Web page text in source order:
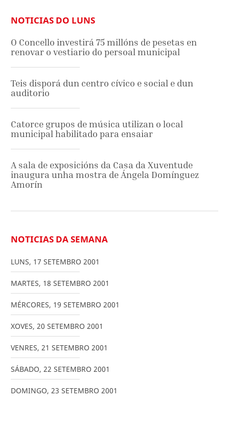
NOTICIAS DO LUNS
O Concello investirá 75 millóns de pesetas en
renovar o vestiario do persoal municipal
Teis disporá dun centro cívico e social e dun
auditorio
Catorce grupos de música utilizan o local
municipal habilitado para ensaiar
A sala de exposicións da Casa da Xuventude
inaugura unha mostra de Ángela Domínguez
Amorín
NOTICIAS DA SEMANA
LUNS, 17 SETEMBRO 2001
MARTES, 18 SETEMBRO 2001
MÉRCORES, 19 SETEMBRO 2001
XOVES, 20 SETEMBRO 2001
VENRES, 21 SETEMBRO 2001
SÁBADO, 22 SETEMBRO 2001
DOMINGO, 23 SETEMBRO 2001